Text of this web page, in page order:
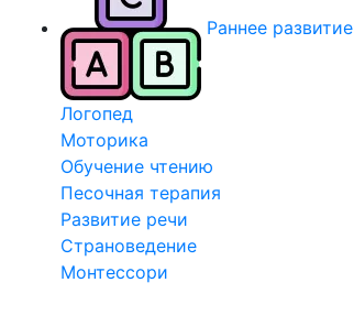
Раннее развитие
Логопед
Моторика
Обучение чтению
Песочная терапия
Развитие речи
Страноведение
Монтессори